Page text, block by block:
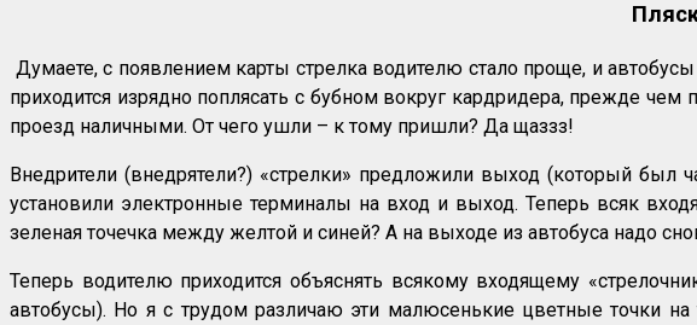
Думаете, с появлением карты стрелка водителю стало проще, и
приходится изрядно поплясать с бубном вокруг кардридера, прежде чем
проезд наличными. От чего ушли – к тому пришли? Да щаззз!
Внедрители (внедрятели?) «стрелки» предложили выход (который был
установили электронные терминалы на вход и выход. Теперь всяк
зеленая точечка между желтой и синей? А на выходе из автобуса надо
Теперь водителю приходится объяснять всякому входящему
автобусы). Но я с трудом различаю эти малюсенькие цветные точки